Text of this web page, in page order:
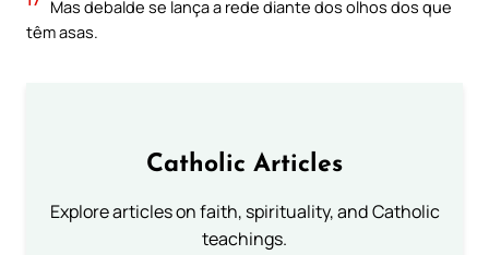
Mas debalde se lança a rede diante dos olhos dos que
têm asas.
Catholic Articles
Explore articles on faith, spirituality, and Catholic
teachings.